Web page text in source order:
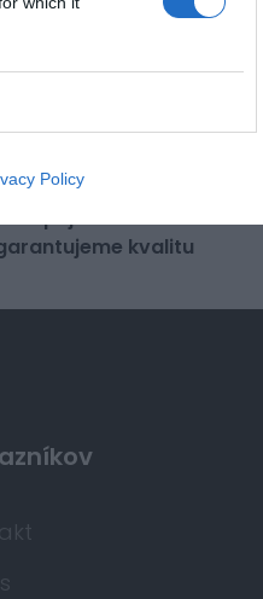
Policy
od distribútora
kvalitu